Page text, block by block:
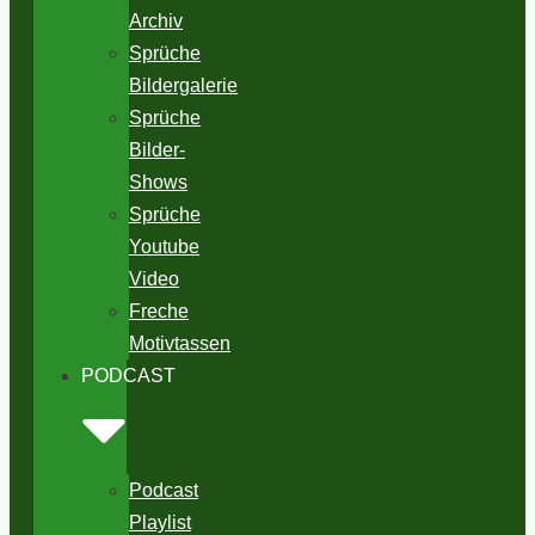
Archiv
Sprüche
Bildergalerie
Sprüche
Bilder-
Shows
Sprüche
Youtube
Video
Freche
Motivtassen
PODCAST
Podcast
Playlist